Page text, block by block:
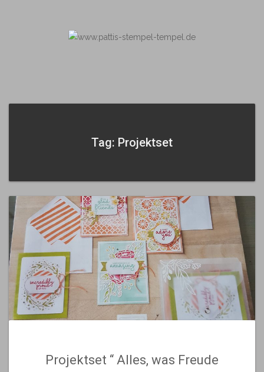
Tag: Projektset
Projektset “ Alles, was Freude